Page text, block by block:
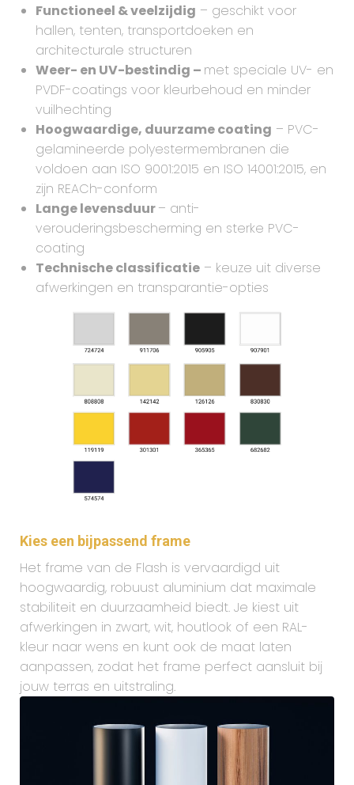
Functioneel & veelzijdig – geschikt voor
hallen, tenten, transportdoeken en
architecturale structuren
Weer- en UV-bestindig – met speciale UV- en
PVDF-coatings voor kleurbehoud en minder
vuilhechting
Hoogwaardige, duurzame coating – PVC-
gelamineerde polyestermembranen die
voldoen aan ISO 9001:2015 en ISO 14001:2015, en
zijn REACh-conform
Lange levensduur– anti-
verouderingsbescherming en sterke PVC-
coating
Technische classificatie – keuze uit diverse
afwerkingen en transparantie-opties
Kies een bijpassend frame
Het frame van de Flash is vervaardigd uit
hoogwaardig, robuust aluminium dat maximale
stabiliteit en duurzaamheid biedt. Je kiest uit
afwerkingen in zwart, wit, houtlook of een RAL-
kleur naar wens en kunt ook de maat laten
aanpassen, zodat het frame perfect aansluit bij
jouw terras en uitstraling.